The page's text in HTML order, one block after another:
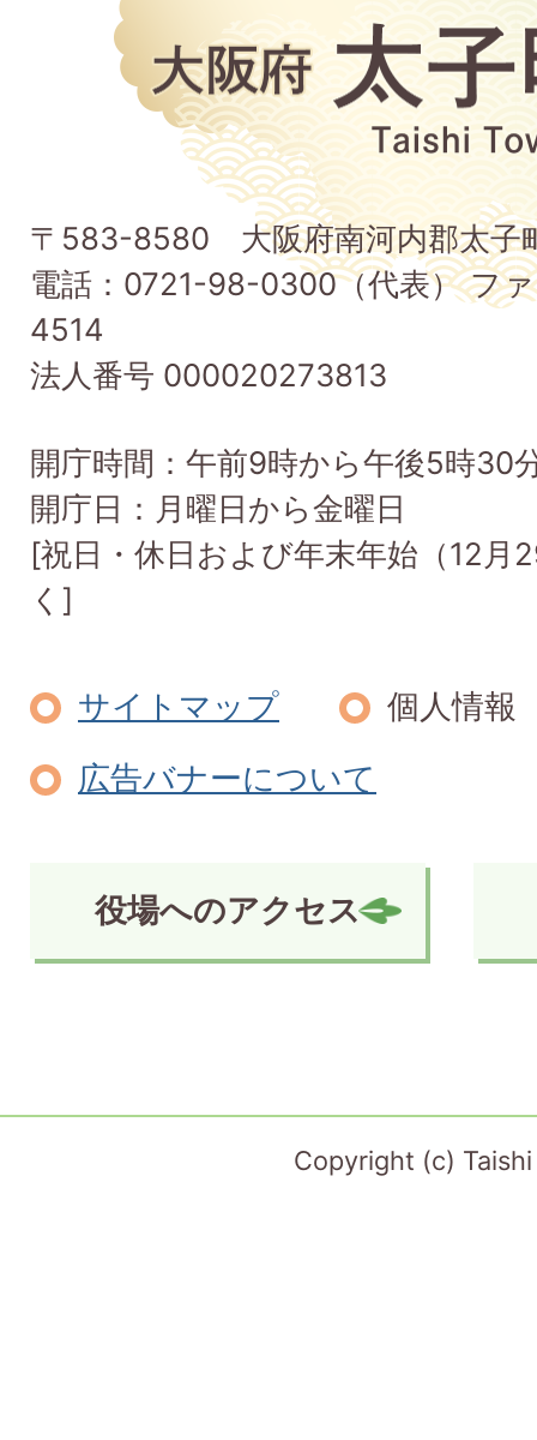
町
Taishi
Town
〒583-8580 大阪府南河内郡太子
電話：0721-98-0300（代表） フ
4514
法人番号 000020273813
開庁時間：午前9時から午後5時30
開庁日：月曜日から金曜日
[祝日・休日および年末年始（12月
く]
サイトマップ
個人情報
広告バナーについて
役場へのアクセス
Copyright (c)